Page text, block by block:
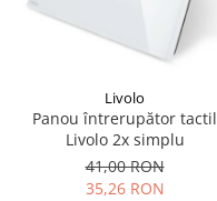
Livolo
Panou întrerupător tactil
Livolo 2x simplu
41,00 RON
35,26 RON